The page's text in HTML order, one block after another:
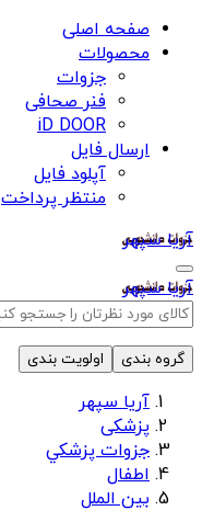
صفحه اصلی
محصولات
جزوات
فنر صحافی
iD DOOR
ارسال فایل
آپلود فایل
منتظر پرداخت
آریا سپهر
آریا سپهر
گروه بندی اولویت بندی
آریا سپهر
پزشکی
جزوات پزشكي
اطفال
بین الملل